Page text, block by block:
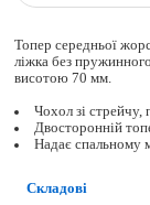
Топер середньої
ліжка без
висотою 70 мм.
Чохол зі
Двосторонній
Надає спальному
Складові